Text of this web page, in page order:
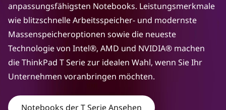
e
N
o
anpassungsfähigsten Notebooks. Leistungsmerkmale
wie blitzschnelle Arbeitsspeicher- und modernste
Massenspeicheroptionen sowie die neueste
Technologie von Intel®, AMD und NVIDIA® machen
die ThinkPad T Serie zur idealen Wahl, wenn Sie Ihr
Unternehmen voranbringen möchten.
Notebooks der T Serie Ansehen